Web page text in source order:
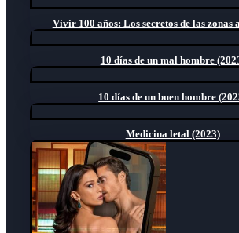
Vivir 100 años: Los secretos de las zonas
10 días de un mal hombre
10 días de un buen hombre
Medicina letal (2023)